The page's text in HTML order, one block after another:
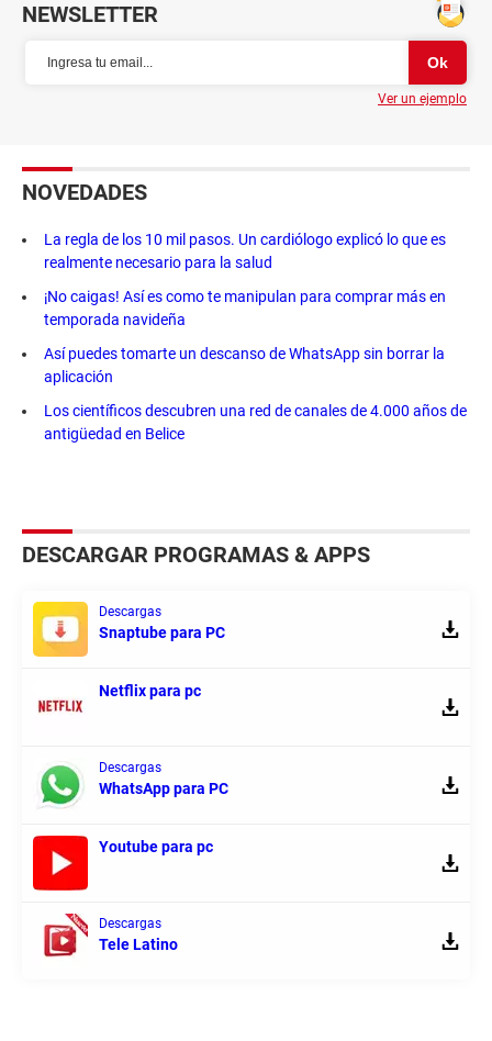
NEWSLETTER
Ver un ejemplo
NOVEDADES
La regla de los 10 mil pasos. Un cardiólogo explicó lo que es
realmente necesario para la salud
¡No caigas! Así es como te manipulan para comprar más en
temporada navideña
Así puedes tomarte un descanso de WhatsApp sin borrar la
aplicación
Los científicos descubren una red de canales de 4.000 años de
antigüedad en Belice
DESCARGAR PROGRAMAS & APPS
Descargas
Snaptube para PC
Netflix para pc
Descargas
WhatsApp para PC
Youtube para pc
Descargas
Tele Latino